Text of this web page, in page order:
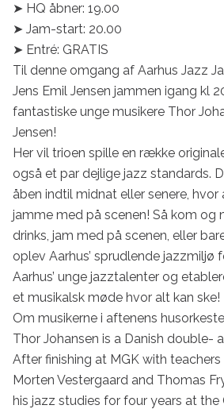
➤ HQ åbner: 19.00
➤ Jam-start: 20.00
➤ Entré: GRATIS
Til denne omgang af Aarhus Jazz
Jens Emil Jensen jammen igang kl
fantastiske unge musikere Thor
Jensen!
Her vil trioen spille en række
også et par dejlige jazz standards.
åben indtil midnat eller senere,
jamme med på scenen! Så kom og
drinks, jam med på scenen, eller
oplev Aarhus’ sprudlende jazzmiljø
Aarhus’ unge jazztalenter og
et musikalsk møde hvor alt kan ske!
Om musikerne i aftenens
Thor Johansen is a Danish double-
After finishing at MGK with teachers
Morten Vestergaard and Thomas
his jazz studies for four years at